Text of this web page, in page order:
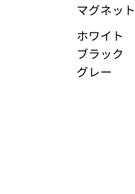
マグネッ
ホワイト
ブラック
グレー